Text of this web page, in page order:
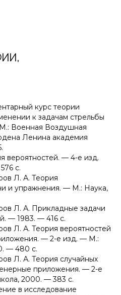
курс теории
к задачам стрельбы
Военная Воздушная
Ленина академия
вероятностей. — 4-е изд.
c.
Л. А. Теория
и упражнения. — М.: Наука,
Л. А. Прикладные задачи
— 1983. — 416 c.
Л. А. Теория вероятностей
— 2-е изд. — М.:
— 480 с.
Л. А. Теория случайных
приложения. — 2-е
2000. — 383 с.
в исследование